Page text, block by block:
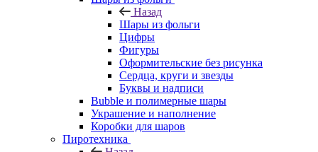
Назад
Шары из фольги
Цифры
Фигуры
Оформительские без рисунка
Сердца, круги и звезды
Буквы и надписи
Bubble и полимерные шары
Украшение и наполнение
Коробки для шаров
Пиротехника